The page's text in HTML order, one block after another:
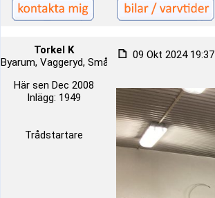
Torkel K
Byarum, Vaggeryd, Småland, Sverige
Här sen Dec 2008
Inlägg: 1949
Trådstartare
09 Okt 2024 19:37